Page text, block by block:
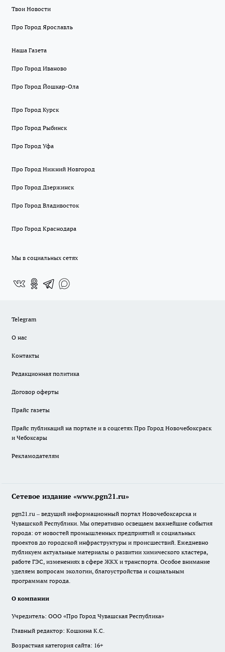
Твои Новости
Про Город Ярославль
Наша Газета
Про Город Иваново
Про Город Йошкар-Ола
Про Город Курск
Про Город Рыбинск
Про Город Уфа
Про Город Нижний Новгород
Про Город Дзержинск
Про Город Владивосток
Про Город Краснодара
Мы в социальных сетях
Telegram
О нас
Контакты
Редакционная политика
Договор оферты
Прайс газеты
Прайс публикаций на портале и в соцсетях Про Город Новочебоксраск
и Чебоксары
Рекламодателям
Сетевое издание «www.pgn21.ru»
pgn21.ru – ведущий информационный портал Новочебоксарска и
Чувашской Республики. Мы оперативно освещаем важнейшие события
города: от новостей промышленных предприятий и социальных
проектов до городской инфраструктуры и происшествий. Ежедневно
публикуем актуальные материалы о развитии химического кластера,
работе ГЭС, изменениях в сфере ЖКХ и транспорта. Особое внимание
уделяем вопросам экологии, благоустройства и социальным
программам города.
О компании
Учредитель: ООО «Про Город Чувашская Республика»
Главный редактор: Кошкина К.С.
Возрастная категория сайта: 16+